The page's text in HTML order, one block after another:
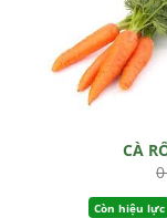
CÀ
Còn hiệu lực